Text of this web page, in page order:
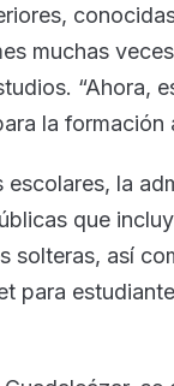
muchas
“Ahora,
la
la
que
solteras, así
para